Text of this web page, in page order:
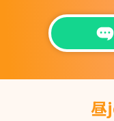
昼